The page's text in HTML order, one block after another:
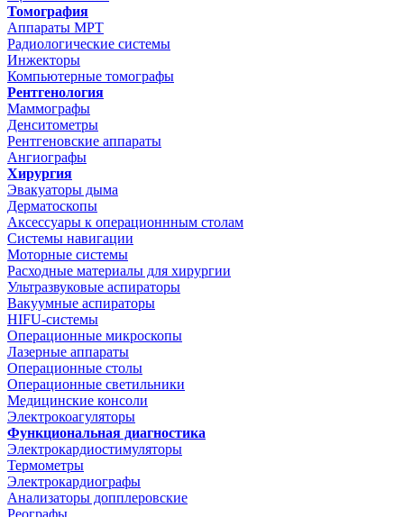
Томография
Аппараты МРТ
Радиологические системы
Инжекторы
Компьютерные томографы
Рентгенология
Маммографы
Денситометры
Рентгеновские аппараты
Ангиографы
Хирургия
Эвакуаторы дыма
Дерматоскопы
Аксессуары к операционнным столам
Системы навигации
Моторные системы
Расходные материалы для хирургии
Ультразвуковые аспираторы
Вакуумные аспираторы
HIFU-системы
Операционные микроскопы
Лазерные аппараты
Операционные столы
Операционные светильники
Медицинские консоли
Электрокоагуляторы
Функциональная диагностика
Электрокардиостимуляторы
Термометры
Электрокардиографы
Анализаторы допплеровские
Реографы